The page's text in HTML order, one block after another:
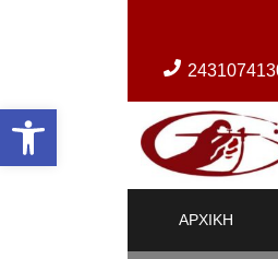
Ανοίξτε τη γραμμή εργαλείων
ΑΡΧΙΚΗ